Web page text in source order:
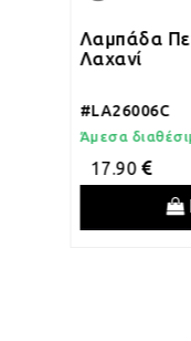
Λαμπάδα
Λαχανί
#LA26006C
Άμεσα
17.90